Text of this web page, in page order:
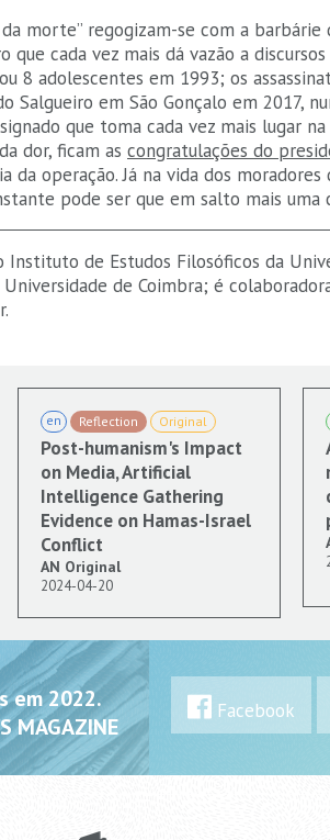
da morte” regogizam-se com a
que cada vez mais dá vazão a
8 adolescentes em 1993; os
Salgueiro em São Gonçalo em 2017,
que toma cada vez mais lugar
dor, ficam as congratulações do
da operação. Já na vida dos
pode ser que em salto mais uma
Instituto de Estudos Filosóficos da
de Coimbra; é
en Reflection Original
Post-humanism's Impact
on Media, Artificial
Intelligence Gathering
Evidence on Hamas-Israel
Conflict
AN Original
2024-04-20
em 2022.
MAGAZINE
Facebook